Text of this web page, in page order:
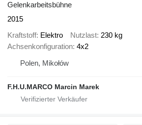
Gelenkarbeitsbühne
2015
Kraftstoff Elektro Nutzlast 230 kg
Achsenkonfiguration 4x2
Polen, Mikołów
F.H.U.MARCO Marcin Marek